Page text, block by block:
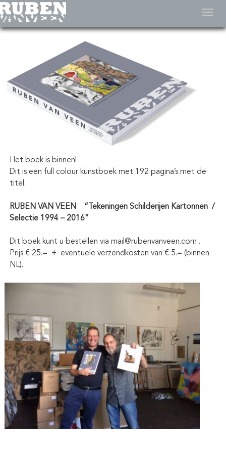
Toggle
Het boek is binnen!
Dit is een full colour kunstboek met 192 pagina’s met de
titel:
RUBEN VAN VEEN “Tekeningen Schilderijen Kartonnen /
Selectie 1994 – 2016”
Dit boek kunt u bestellen via mail@rubenvanveen.com .
Prijs € 25.= + eventuele verzendkosten van € 5.= (binnen
NL).